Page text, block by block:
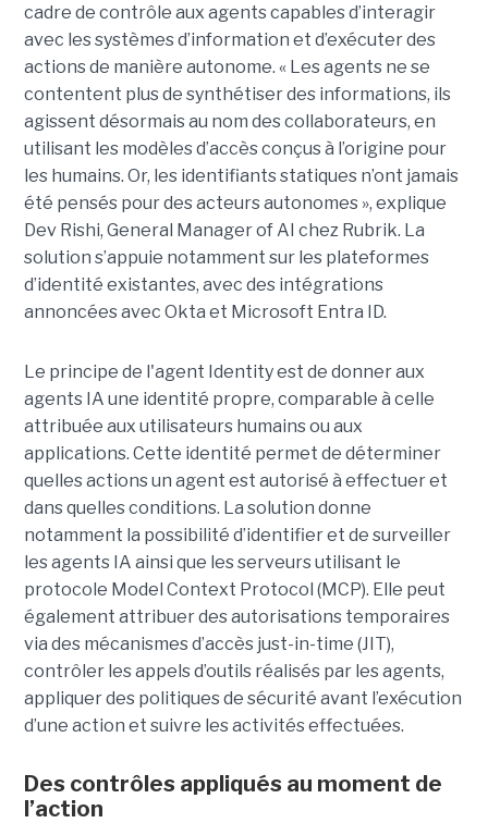
cadre de contrôle aux agents capables d’interagir
avec les systèmes d’information et d’exécuter des
actions de manière autonome. « Les agents ne se
contentent plus de synthétiser des informations, ils
agissent désormais au nom des collaborateurs, en
utilisant les modèles d’accès conçus à l’origine pour
les humains. Or, les identifiants statiques n’ont jamais
été pensés pour des acteurs autonomes », explique
Dev Rishi, General Manager of AI chez Rubrik. La
solution s’appuie notamment sur les plateformes
d’identité existantes, avec des intégrations
annoncées avec Okta et Microsoft Entra ID.
Le principe de l'agent Identity est de donner aux
agents IA une identité propre, comparable à celle
attribuée aux utilisateurs humains ou aux
applications. Cette identité permet de déterminer
quelles actions un agent est autorisé à effectuer et
dans quelles conditions. La solution donne
notamment la possibilité d’identifier et de surveiller
les agents IA ainsi que les serveurs utilisant le
protocole Model Context Protocol (MCP). Elle peut
également attribuer des autorisations temporaires
via des mécanismes d’accès just-in-time (JIT),
contrôler les appels d’outils réalisés par les agents,
appliquer des politiques de sécurité avant l’exécution
d’une action et suivre les activités effectuées.
Des contrôles appliqués au moment de
l’action